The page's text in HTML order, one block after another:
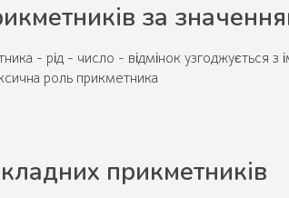
за
- рід - число - відмінок
роль прикметника
прикметників